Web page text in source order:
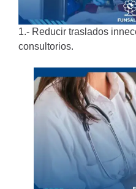
1.- Reducir traslados
consultorios.